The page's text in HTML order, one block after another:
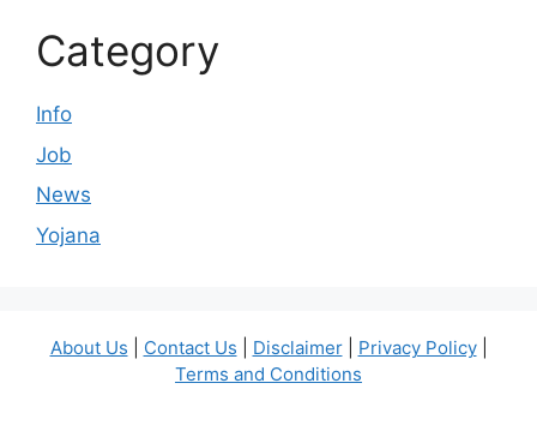
Category
Info
Job
News
Yojana
About Us Contact Us Disclaimer| Privacy Policy|
Terms and Conditions